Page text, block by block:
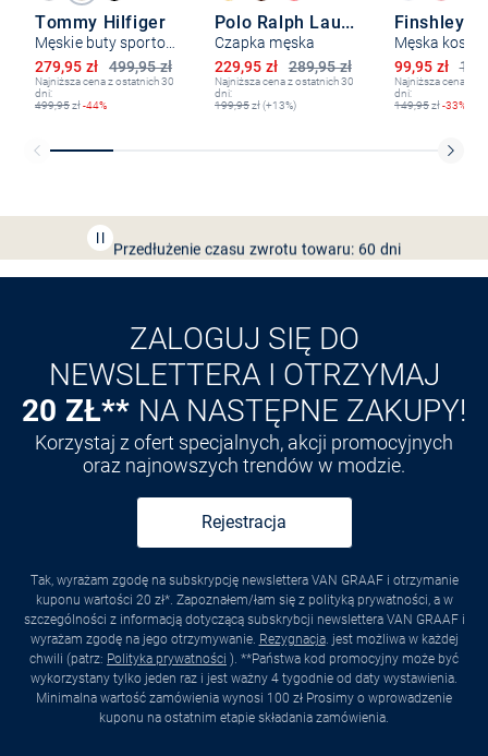
Tommy Hilfiger
Męskie buty sportowe z zawartością skóry
499,95 zł
Obniżona cena
279,95 zł
Najniższa cena z ostatnich 30
dni:
499,95zł-44%
Polo Ralph Lauren
Czapka męska
289,95 zł
Obniżona cena
229,95 zł
Najniższa cena z ostatnich 30
dni:
199,95zł (+13%)
Obniżona
99,95 zł
Najniższa cena z
dni:
149,95zł-33%
Odkryj aplikację VANGRAAF
ZALOGUJ SIĘ DO
NEWSLETTERA I OTRZYMAJ
20 ZŁ** NA NASTĘPNE ZAKUPY!
Korzystaj z ofert specjalnych, akcji promocyjnych
oraz najnowszych trendów w modzie.
Rejestracja
Tak, wyrażam zgodę na subskrypcję newslettera VAN GRAAF i otrzymanie
kuponu wartości 20 zł*. Zapoznałem/łam się z polityką prywatności, a w
szczególności z informacją dotyczącą subskrybcji newslettera VAN GRAAF i
wyrażam zgodę na jego otrzymywanie. Rezygnacja. jest możliwa w każdej
chwili (patrz: Polityka prywatności ). **Państwa kod promocyjny może być
wykorzystany tylko jeden raz i jest ważny 4 tygodnie od daty wystawienia.
Minimalna wartość zamówienia wynosi 100 zł Prosimy o wprowadzenie
kuponu na ostatnim etapie składania zamówienia.